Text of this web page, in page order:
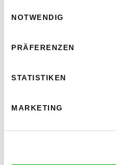
NOTWENDIG
PRÄFERENZEN
STATISTIKEN
MARKETING